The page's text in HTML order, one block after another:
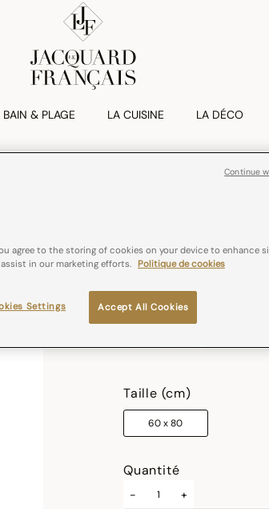
BAIN & PLAGE LA CUISINE LA DÉCO
Torchon
100% coton France
Couleurs :Céramique
Taille (cm)
60 x 80
Quantité
- +
agree to the storing of cookies on your device to enhance
in our marketing efforts. Politique de cookies
Accept All Cookies
Settings
Continue